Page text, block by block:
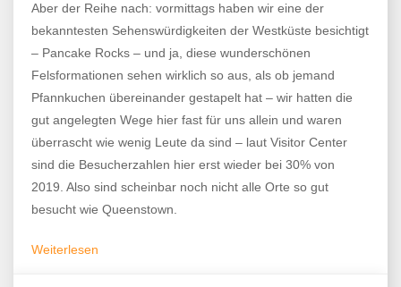
Aber der Reihe nach: vormittags haben wir eine der
bekanntesten Sehenswürdigkeiten der Westküste besichtigt
– Pancake Rocks – und ja, diese wunderschönen
Felsformationen sehen wirklich so aus, als ob jemand
Pfannkuchen übereinander gestapelt hat – wir hatten die
gut angelegten Wege hier fast für uns allein und waren
überrascht wie wenig Leute da sind – laut Visitor Center
sind die Besucherzahlen hier erst wieder bei 30% von
2019. Also sind scheinbar noch nicht alle Orte so gut
besucht wie Queenstown.
Weiterlesen